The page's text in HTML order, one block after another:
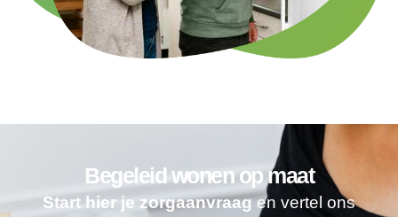
Begeleid wonen op maat
Start hier je zorgaanvraagen vertel ons